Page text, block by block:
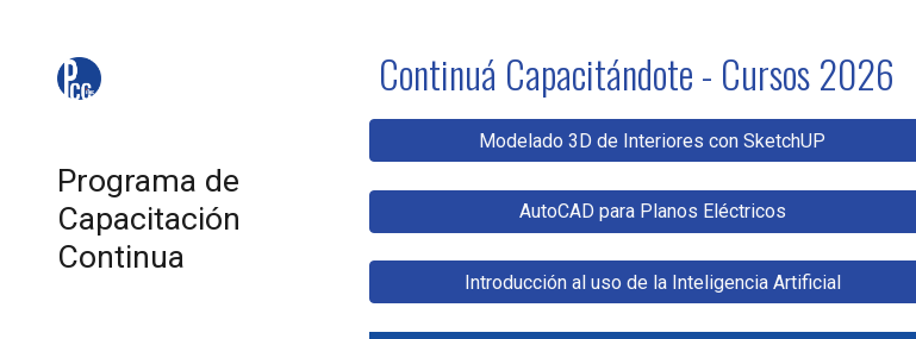
Programa de
Capacitación
Continua
Continuá Capacitándote - Cursos 2026
Modelado 3D de Interiores con SketchUP
AutoCAD para Planos Eléctricos
Introducción al uso de la Inteligencia Artificial